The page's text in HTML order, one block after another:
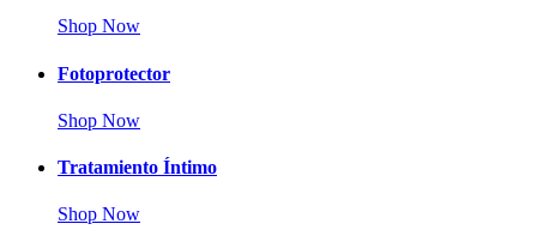
Shop Now
Fotoprotector
Shop Now
Tratamiento Íntimo
Shop Now